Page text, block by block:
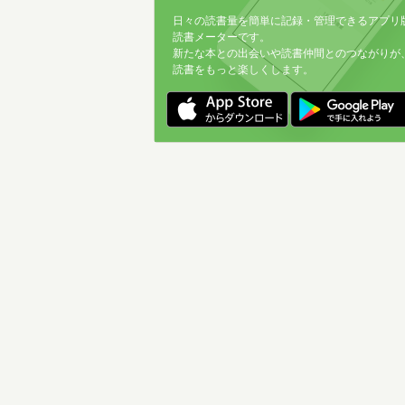
日々の読書量を簡単に記録・管理できるアプリ
読書メーターです。
新たな本との出会いや読書仲間とのつながりが
読書をもっと楽しくします。